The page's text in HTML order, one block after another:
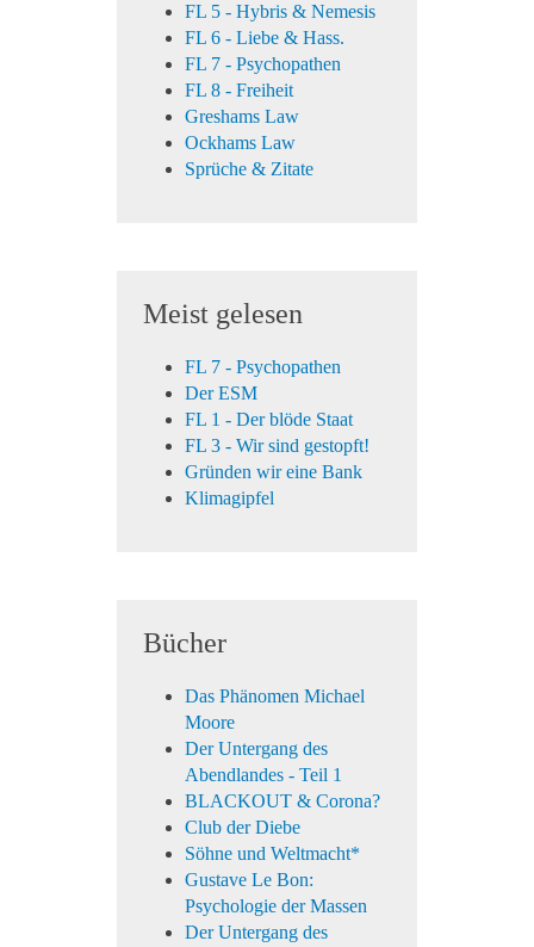
FL 5 - Hybris & Nemesis
FL 6 - Liebe & Hass.
FL 7 - Psychopathen
FL 8 - Freiheit
Greshams Law
Ockhams Law
Sprüche & Zitate
Meist gelesen
FL 7 - Psychopathen
Der ESM
FL 1 - Der blöde Staat
FL 3 - Wir sind gestopft!
Gründen wir eine Bank
Klimagipfel
Bücher
Das Phänomen Michael
Moore
Der Untergang des
Abendlandes - Teil 1
BLACKOUT & Corona?
Club der Diebe
Söhne und Weltmacht*
Gustave Le Bon:
Psychologie der Massen
Der Untergang des